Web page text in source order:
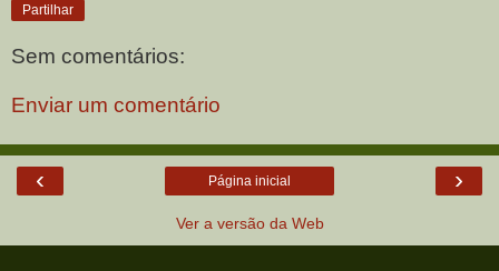
Partilhar
Sem comentários:
Enviar um comentário
‹ ›
Página inicial
Ver a versão da Web